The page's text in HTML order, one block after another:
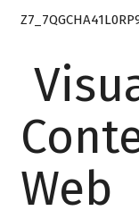
Web